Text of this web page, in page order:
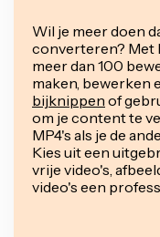
Wil je meer doen
converteren? Met
meer dan 100
maken, bewerken
bijknippen of
om je content te
MP4's als je de
Kies uit een
vrije video's,
video's een